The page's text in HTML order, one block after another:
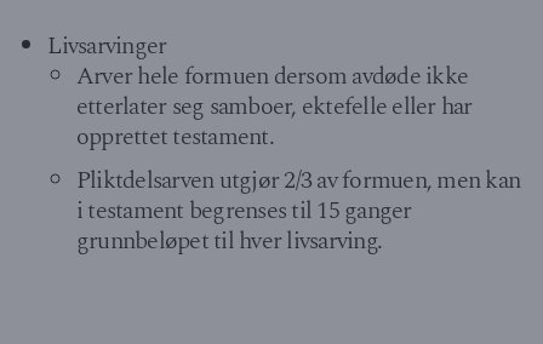
Livsarvinger
Arver hele formuen dersom avdøde ikke
etterlater seg samboer, ektefelle eller har
opprettet testament.
Pliktdelsarven utgjør 2/3 av formuen, men kan
i testament begrenses til 15 ganger
grunnbeløpet til hver livsarving.